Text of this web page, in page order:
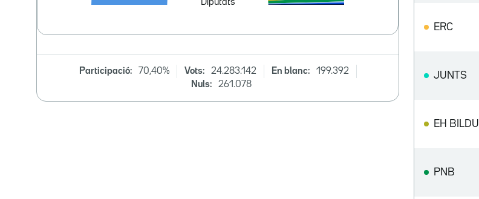
Participació: 70,40% Vots: 24.283.142 En blanc:
199.392
Nuls:
261.078
ERC
JUNTS
EH BILDU
PNB